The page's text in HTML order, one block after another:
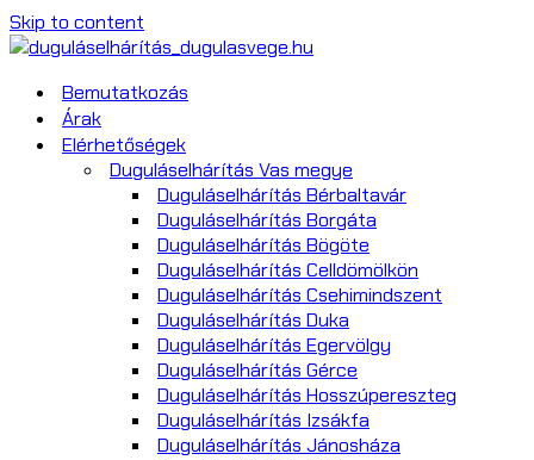
Skip to content
Bemutatkozás
Árak
Elérhetőségek
Duguláselhárítás Vas megye
Duguláselhárítás Bérbaltavár
Duguláselhárítás Borgáta
Duguláselhárítás Bögöte
Duguláselhárítás Celldömölkön
Duguláselhárítás Csehimindszent
Duguláselhárítás Duka
Duguláselhárítás Egervölgy
Duguláselhárítás Gérce
Duguláselhárítás Hosszúpereszteg
Duguláselhárítás Izsákfa
Duguláselhárítás Jánosháza